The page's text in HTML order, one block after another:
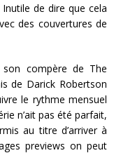
de dire que cela
des couvertures de
son compère de The
de Darick Robertson
le rythme mensuel
n’ait pas été parfait,
au titre d’arriver à
previews on peut